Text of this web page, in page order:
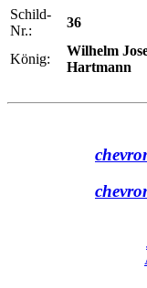
Schild-
Nr.:
36
König:
Wilhelm
Hartmann